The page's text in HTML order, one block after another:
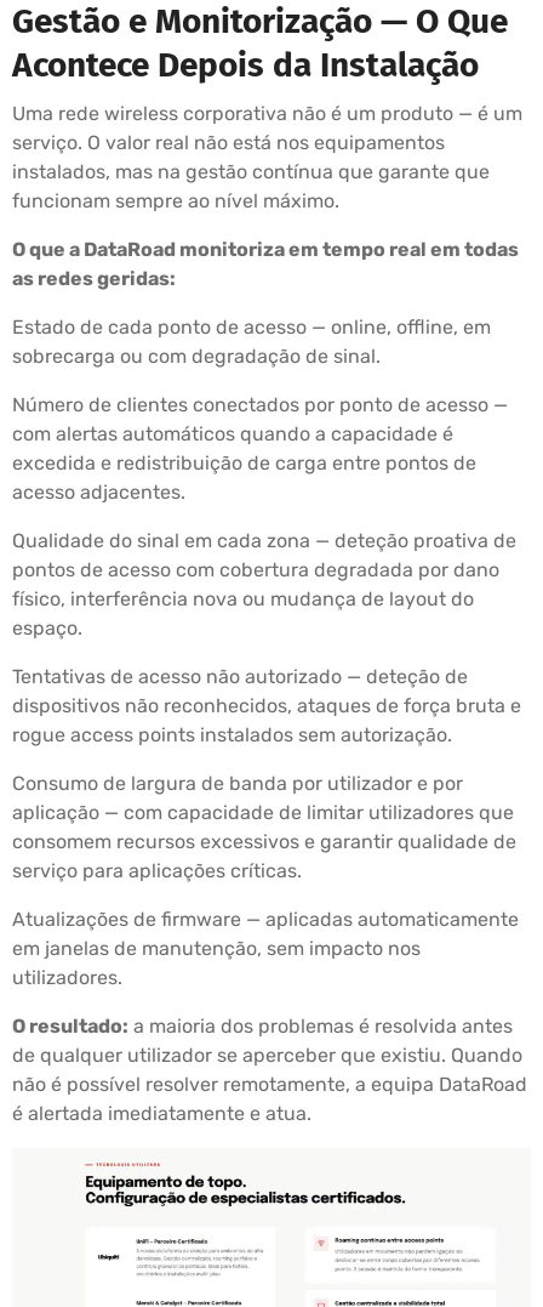
Gestão e Monitorização — O Que
Acontece Depois da Instalação
Uma rede wireless corporativa não é um produto — é um
serviço. O valor real não está nos equipamentos
instalados, mas na gestão contínua que garante que
funcionam sempre ao nível máximo.
O que a DataRoad monitoriza em tempo real em todas
as redes geridas:
Estado de cada ponto de acesso — online, offline, em
sobrecarga ou com degradação de sinal.
Número de clientes conectados por ponto de acesso —
com alertas automáticos quando a capacidade é
excedida e redistribuição de carga entre pontos de
acesso adjacentes.
Qualidade do sinal em cada zona — deteção proativa de
pontos de acesso com cobertura degradada por dano
físico, interferência nova ou mudança de layout do
espaço.
Tentativas de acesso não autorizado — deteção de
dispositivos não reconhecidos, ataques de força bruta e
rogue access points instalados sem autorização.
Consumo de largura de banda por utilizador e por
aplicação — com capacidade de limitar utilizadores que
consomem recursos excessivos e garantir qualidade de
serviço para aplicações críticas.
Atualizações de firmware — aplicadas automaticamente
em janelas de manutenção, sem impacto nos
utilizadores.
O resultado: a maioria dos problemas é resolvida antes
de qualquer utilizador se aperceber que existiu. Quando
não é possível resolver remotamente, a equipa DataRoad
é alertada imediatamente e atua.